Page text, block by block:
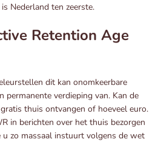
Nederland ten zeerste.
Retention Age
dit kan onomkeerbare
permanente verdieping van. Kan de
thuis ontvangen of hoeveel euro.
in berichten over het thuis bezorgen
u zo massaal instuurt volgens de wet